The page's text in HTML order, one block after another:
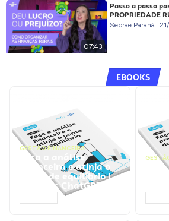
07:43
Passo a passo
PROPRIEDADE
Sebrae Paraná
EBOOKS
GESTÃO FINANCEIRA
Faça a análise
financeira e atinja o
ponto de equilíbrio |
Prompts ChatGPT